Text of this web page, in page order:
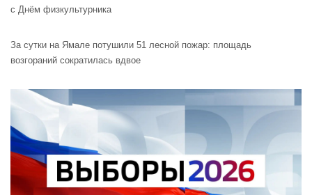
с Днём физкультурника
За сутки на Ямале потушили 51 лесной пожар: площадь
возгораний сократилась вдвое